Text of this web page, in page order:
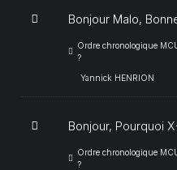
Bonjour Malo,
Ordre chronologique
?
Yannick HENRION
Bonjour, Pourquoi
Ordre chronologique
?